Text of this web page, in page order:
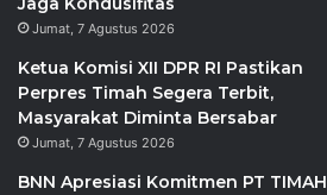
Jumat, 7 Agustus 2026
Ketua Komisi XII DPR RI Pastikan
Perpres Timah Segera Terbit,
Masyarakat Diminta Bersabar
Jumat, 7 Agustus 2026
BNN Apresiasi Komitmen PT TIMAH